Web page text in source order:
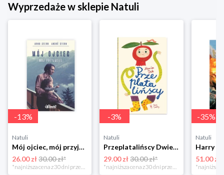
Wyprzedaże w sklepie Natuli
-13%
Natuli
Mój ojciec, mój przyjaciel Element
26.00 zł30.00 zł*
*najniższa cena z 30 dni przed obniżką
-3%
Natuli
Przeplatalińscy Dwie siostry
29.00 zł 30.00 zł*
*najniższa cena z 30 dni przed obniżką
-35%
Natuli
51.00 zł